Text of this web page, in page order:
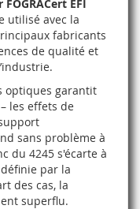
EFI
utilisé avec la
fabricants
de qualité et
optiques garantit
les effets de
sans problème à
du 4245 s'écarte à
par la
des cas, la
superflu.